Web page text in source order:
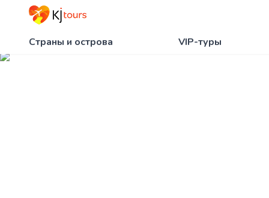
Страны и острова VIP-туры